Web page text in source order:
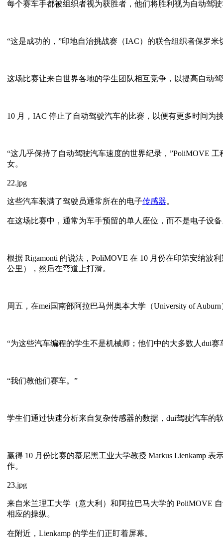
每个赛车手都被组织者视为获胜者，他们将胜利视为自动驾
“这是成功的，”印地自治挑战赛（IAC）的联合组织者保罗
这场比赛让来自世界各地的学生团队相互竞争，以提高自动
10 月，IAC 停止了自动驾驶汽车的比赛，以便有更多时间
“这几乎保持了自动驾驶汽车速度的世界纪录，”PoliMOVE
女。
22.jpg
这些汽车装满了驾驶员通常所在的电子传感器。
在这场比赛中，通常为车手预留的单人座位，而不是电子设
根据 Rigamonti 的说法，PoliMOVE 在 10 月份在印第安纳波
公里），然后在弯道上打滑。
周五，在mei国南部阿拉巴马州奥本大学（University of
“为这些汽车编程的学生不是机械师；他们中的大多数人dui
“我们教他们赛车。”
学生们通过快速分析来自复杂传感器的数据，dui驾驶汽车的
赢得 10 月份比赛的慕尼黑工业大学教授 Markus Lienkamp
作。
23.jpg
来自米兰理工大学（意大利）和阿拉巴马大学的 PoliMOVE
相应的操纵。
在附近，Lienkamp 的学生们正盯着屏幕。